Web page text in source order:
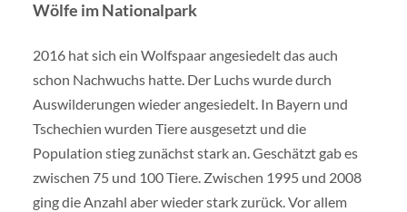
Wölfe im Nationalpark
2016 hat sich ein Wolfspaar angesiedelt das auch
schon Nachwuchs hatte. Der Luchs wurde durch
Auswilderungen wieder angesiedelt. In Bayern und
Tschechien wurden Tiere ausgesetzt und die
Population stieg zunächst stark an. Geschätzt gab es
zwischen 75 und 100 Tiere. Zwischen 1995 und 2008
ging die Anzahl aber wieder stark zurück. Vor allem